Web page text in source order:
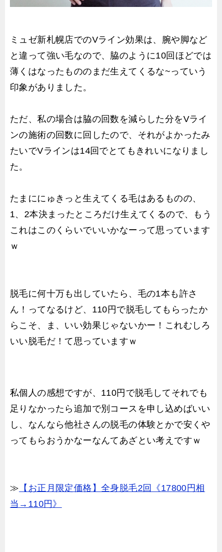
ミュゼ新札幌店でのVライン効果は、腕や脚など
と違って強い毛なので、脇のように10回ほどでは
薄くはなったもののまだ生えてくるな~っていう
印象がありました。
ただ、私の場合は脇の回数を減らした分をVライ
ンの施術の回数に回したので、それがよかったみ
たいでVラインは14回でとてもきれいになりまし
た。
たまににゅきっと生えてくる毛はあるものの、
1、2本決まったところだけ生えてくるので、もう
これはこのくらいでいいかなーって思っています
ｗ
脱毛に何十万も出していたら、毛の1本も許さ
ん！ってなるけど、110円で脱毛してもらったか
らこそ、ま、いい効果じゃないかー！これむしろ
いい脱毛だ！て思っていますｗ
私個人の感想ですが、110円で脱毛してそれでも
足りなかったら追加で別コースを申し込めばいい
し、なんなら他社さんの脱毛の体験とかで安くや
ってもらおうかなーなんてあざとい考えですｗ
≫ 【お正月限定価格】全身脱毛2回《17800円相
当→110円》